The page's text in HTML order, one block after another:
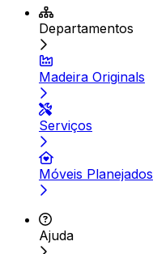
Departamentos
Madeira Originals
Serviços
Móveis Planejados
Ajuda